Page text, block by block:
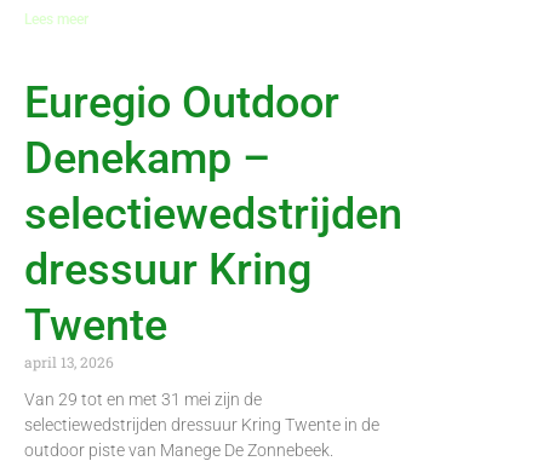
Lees meer
Euregio Outdoor
Denekamp –
selectiewedstrijden
dressuur Kring
Twente
april 13, 2026
Van 29 tot en met 31 mei zijn de
selectiewedstrijden dressuur Kring Twente in de
outdoor piste van Manege De Zonnebeek.